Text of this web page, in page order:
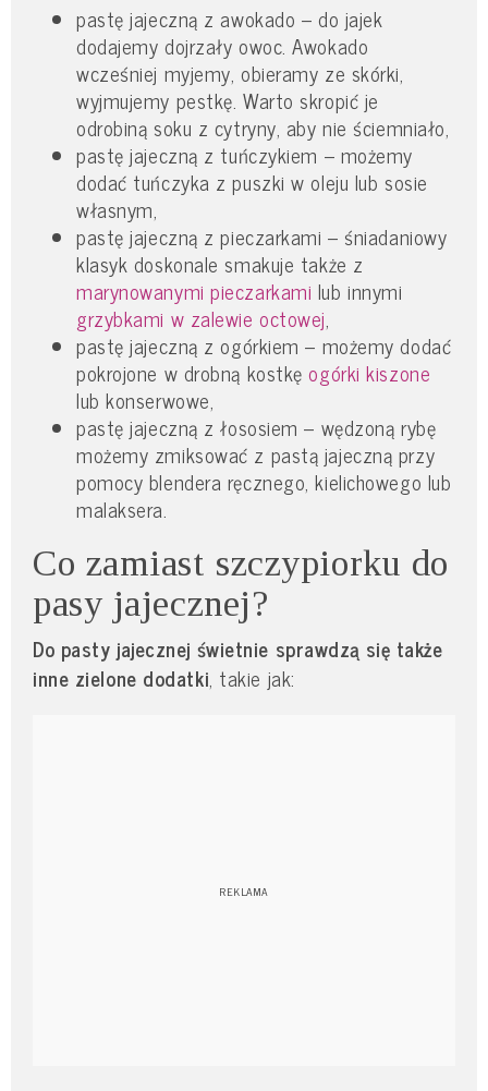
pastę jajeczną z awokado – do jajek
dodajemy dojrzały owoc. Awokado
wcześniej myjemy, obieramy ze skórki,
wyjmujemy pestkę. Warto skropić je
odrobiną soku z cytryny, aby nie ściemniało,
pastę jajeczną z tuńczykiem – możemy
dodać tuńczyka z puszki w oleju lub sosie
własnym,
pastę jajeczną z pieczarkami – śniadaniowy
klasyk doskonale smakuje także z
marynowanymi pieczarkami lub innymi
grzybkami w zalewie octowej,
pastę jajeczną z ogórkiem – możemy dodać
pokrojone w drobną kostkęogórki kiszone
lub konserwowe,
pastę jajeczną z łososiem – wędzoną rybę
możemy zmiksować z pastą jajeczną przy
pomocy blendera ręcznego, kielichowego lub
malaksera.
Co zamiast szczypiorku do
pasy jajecznej?
Do pasty jajecznej świetnie sprawdzą się także
inne zielone dodatki, takie jak: